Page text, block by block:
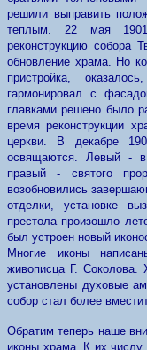
решили выправить
теплым. 22 мая
реконструкцию собора
обновление храма. Но
пристройка,
гармонировал с
главками решено было
время реконструкции
церкви. В декабре
освящаются. Левый - в
правый - святого
возобновились
отделки, установке
престола произошло
был устроен новый
Многие иконы
живописца Г.
установлены духовые
собор стал более
Обратим теперь наше
иконы храма. К их числу